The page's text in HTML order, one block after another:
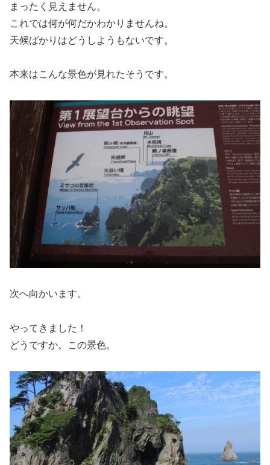
まったく見えません。
これでは何が何だかわかりませんね。
天候ばかりはどうしようもないです。
本来はこんな景色が見れたそうです。
次へ向かいます。
やってきました！
どうですか。この景色。